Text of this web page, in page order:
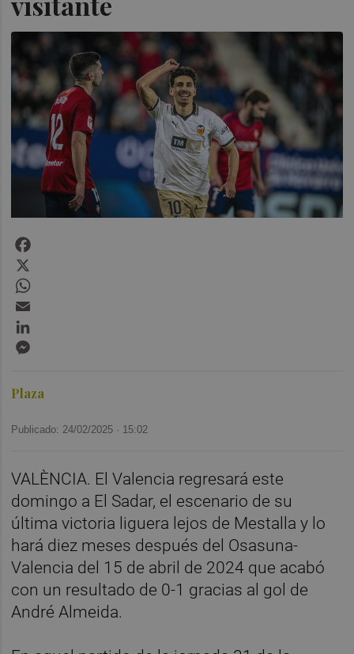
Plaza
Publicado: 24/02/2025 · 15:02
VALÈNCIA. El Valencia regresará este
domingo a El Sadar, el escenario de su
última victoria liguera lejos de Mestalla y lo
hará diez meses después del Osasuna-
Valencia del 15 de abril de 2024 que acabó
con un resultado de 0-1 gracias al gol de
André Almeida.